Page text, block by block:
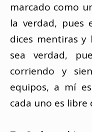
marcado como
la verdad, pues
dices mentiras y
sea verdad,
corriendo y
equipos, a mí
cada uno es libre